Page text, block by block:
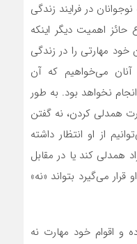
در فرایند زندگی
حائز اهمیت دیگر اینکه
خود مهارتی را در زندگی
می‌خواهیم که آن
نخواهد بود. به طور
همدلی کردن، نه گفتن
از او انتظار داشته
همدلی کند یا در مقابل
می‌گیرد بتواند «نه»
و اقوام خود مهارت نه